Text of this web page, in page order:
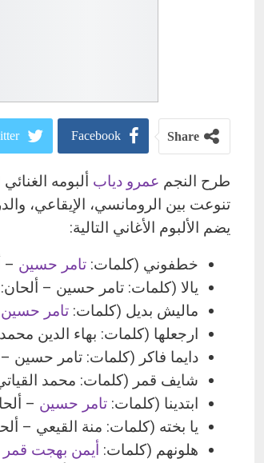
Share
Facebook
طرح النجم عمرو دياب
تنوعت بين الرومانسي، الإيقاعي،
يضم الألبوم الأغاني التالية:
خطفوني (كلمات: تامر حسين –
يالا (كلمات: تامر حسين –
ماليش بديل (كلمات: تامر حسين
ارجعلها (كلمات: بهاء الدين
دايما فاكر (كلمات: تامر حسين
شايف قمر (كلمات: محمد
ابتدينا (كلمات: تامر حسين –
يا بخته (كلمات: منة القيعي –
هلونهم (كلمات: أيمن بهجت قمر